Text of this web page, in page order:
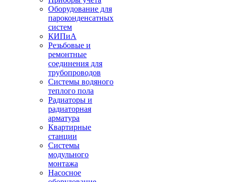
Оборудование для
пароконденсатных
систем
КИПиА
Резьбовые и
ремонтные
соединения для
трубопроводов
Системы водяного
теплого пола
Радиаторы и
радиаторная
арматура
Квартирные
станции
Системы
модульного
монтажа
Насосное